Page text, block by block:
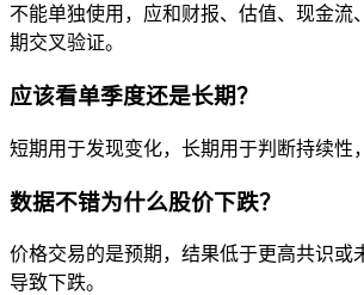
不能单独使用，应和财报、估值、现金流
期交叉验证。
应该看单季度还是长期？
短期用于发现变化，长期用于判断持续性
数据不错为什么股价下跌？
价格交易的是预期，结果低于更高共识或
导致下跌。